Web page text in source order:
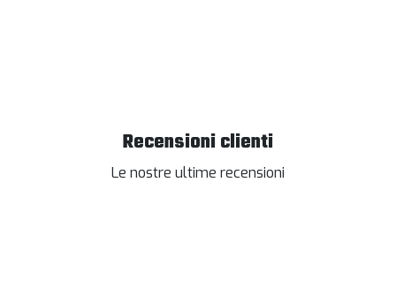
Recensioni clienti
Le nostre ultime recensioni